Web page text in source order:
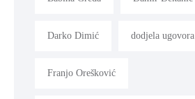
Darko Dimić dodjela ugovora
Franjo Orešković